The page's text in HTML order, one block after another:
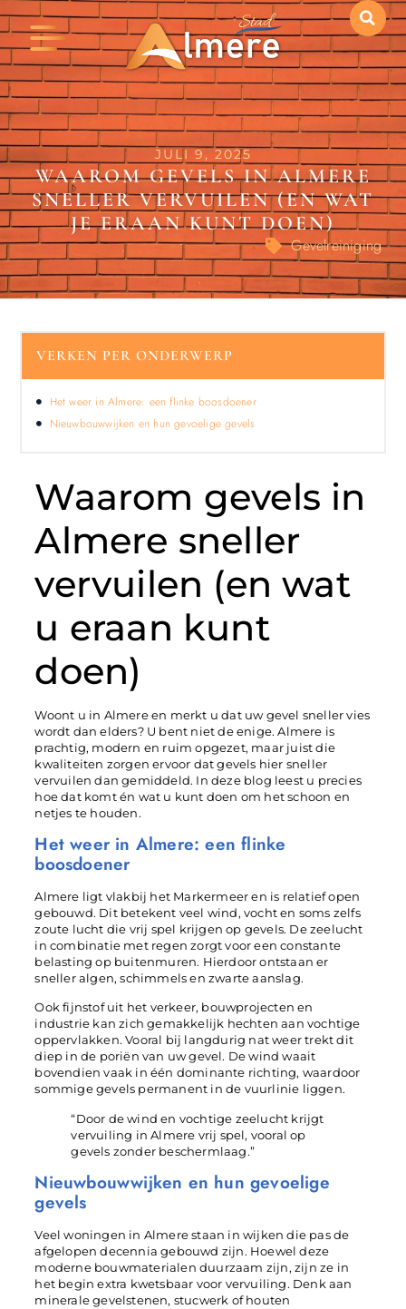
JULI 9, 2025
WAAROM GEVELS IN ALMERE
SNELLER VERVUILEN (EN WAT
JE ERAAN KUNT DOEN)
Gevelreiniging
Waarom gevels in
Almere sneller
vervuilen (en wat
u eraan kunt
doen)
Woont u in Almere en merkt u dat uw gevel sneller vies
wordt dan elders? U bent niet de enige. Almere is
prachtig, modern en ruim opgezet, maar juist die
kwaliteiten zorgen ervoor dat gevels hier sneller
vervuilen dan gemiddeld. In deze blog leest u precies
hoe dat komt én wat u kunt doen om het schoon en
netjes te houden.
Het weer in Almere: een flinke
boosdoener
Almere ligt vlakbij het Markermeer en is relatief open
gebouwd. Dit betekent veel wind, vocht en soms zelfs
zoute lucht die vrij spel krijgen op gevels. De zeelucht
in combinatie met regen zorgt voor een constante
belasting op buitenmuren. Hierdoor ontstaan er
sneller algen, schimmels en zwarte aanslag.
Ook fijnstof uit het verkeer, bouwprojecten en
industrie kan zich gemakkelijk hechten aan vochtige
oppervlakken. Vooral bij langdurig nat weer trekt dit
diep in de poriën van uw gevel. De wind waait
bovendien vaak in één dominante richting, waardoor
sommige gevels permanent in de vuurlinie liggen.
“Door de wind en vochtige zeelucht krijgt
vervuiling in Almere vrij spel, vooral op
gevels zonder beschermlaag.”
Nieuwbouwwijken en hun gevoelige
gevels
Veel woningen in Almere staan in wijken die pas de
afgelopen decennia gebouwd zijn. Hoewel deze
moderne bouwmaterialen duurzaam zijn, zijn ze in
het begin extra kwetsbaar voor vervuiling. Denk aan
minerale gevelstenen, stucwerk of houten
VERKEN PER ONDERWERP
Het weer in Almere: een flinke boosdoener
Nieuwbouwwijken en hun gevoelige gevels